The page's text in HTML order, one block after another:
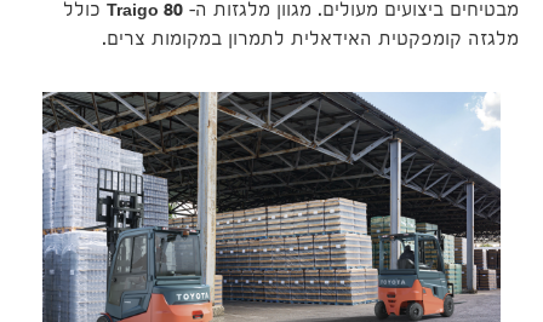
מבטיחים ביצועים מעולים. מגוון מלגזות ה- Traigo 80 כולל
מלגזה קומפקטית האידאלית לתמרון במקומות צרים.